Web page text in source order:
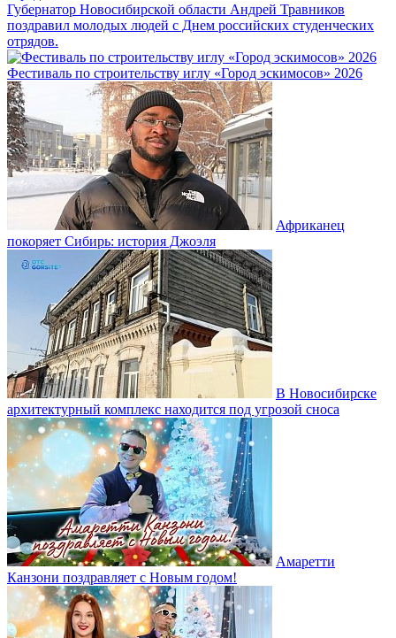
Губернатор Новосибирской области Андрей Травников
поздравил молодых людей с Днем российских студенческих
отрядов.
Фестиваль по строительству иглу «Город эскимосов» 2026
Африканец
покоряет Сибирь: история Джоэля
В Новосибирске
архитектурный комплекс находится под угрозой сноса
Амаретти
Канзони поздравляет с Новым годом!